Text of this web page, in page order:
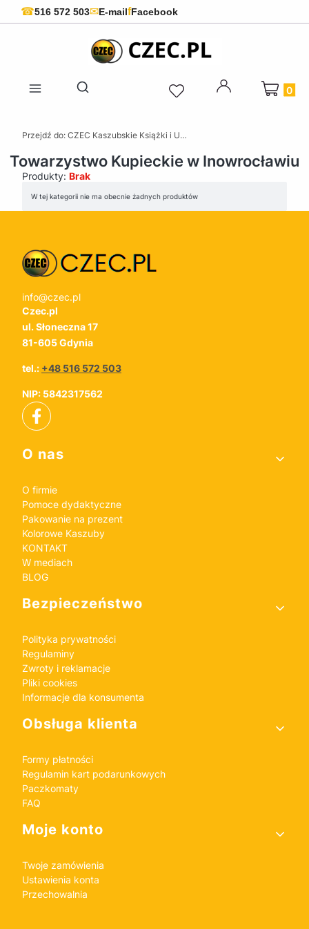
☎516 572 503✉E-mailfFacebook
Otwórz wyszukiwarkę
Produkty
Przejdź do: CZEC Kaszubskie Książki i Upominki - Pamiątki z Kaszub
Towarzystwo Kupieckie w Inowrocławiu
Produkty: Brak
Lista produktów
W tej kategorii nie ma obecnie żadnych produktów
info@czec.pl
Czec.pl
ul. Słoneczna 17
81-605 Gdynia
tel.: +48 516 572 503
NIP: 5842317562
Linki w stopce
O nas
O firmie
Pomoce dydaktyczne
Pakowanie na prezent
Kolorowe Kaszuby
KONTAKT
W mediach
BLOG
Bezpieczeństwo
Polityka prywatności
Regulaminy
Zwroty i reklamacje
Pliki cookies
Informacje dla konsumenta
Obsługa klienta
Formy płatności
Regulamin kart podarunkowych
Paczkomaty
FAQ
Moje konto
Twoje zamówienia
Ustawienia konta
Przechowalnia